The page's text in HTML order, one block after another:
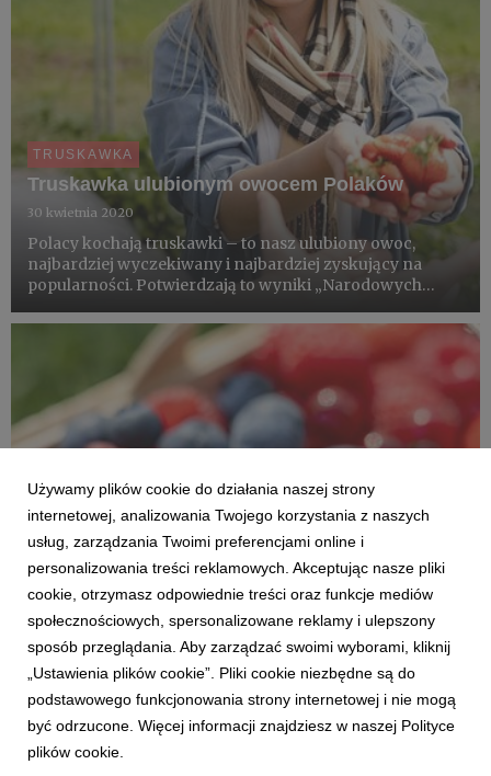
TRUSKAWKA
Truskawka ulubionym owocem Polaków
30 kwietnia 2020
Polacy kochają truskawki – to nasz ulubiony owoc,
najbardziej wyczekiwany i najbardziej zyskujący na
popularności. Potwierdzają to wyniki „Narodowych
przez Kantar. Fenomen truskawki polega na tym, że
działa na wszystkie zmy...
DLA MEDIÓW
Kompendium informacji o walorach
superowoców
5 czerwca 2020
Linki do materiałów prasowych oraz pełna lista
komunikatów "Narodowych badań konsumpcji warzyw i
owoców", Kantar 2019-2021
Używamy plików cookie do działania naszej strony
internetowej, analizowania Twojego korzystania z naszych
usług, zarządzania Twoimi preferencjami online i
personalizowania treści reklamowych. Akceptując nasze pliki
cookie, otrzymasz odpowiednie treści oraz funkcje mediów
społecznościowych, spersonalizowane reklamy i ulepszony
sposób przeglądania. Aby zarządzać swoimi wyborami, kliknij
„Ustawienia plików cookie”. Pliki cookie niezbędne są do
podstawowego funkcjonowania strony internetowej i nie mogą
być odrzucone. Więcej informacji znajdziesz w naszej Polityce
plików cookie.